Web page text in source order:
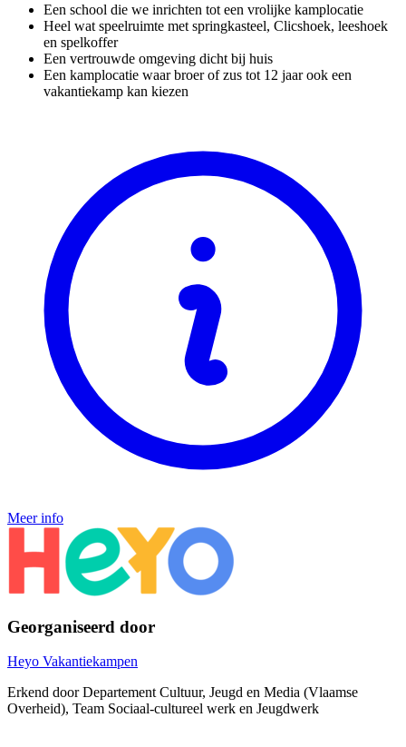
Een school die we inrichten tot een vrolijke kamplocatie
Heel wat speelruimte met springkasteel, Clicshoek, leeshoek
en spelkoffer
Een vertrouwde omgeving dicht bij huis
Een kamplocatie waar broer of zus tot 12 jaar ook een
vakantiekamp kan kiezen
Meer info
Georganiseerd door
Heyo Vakantiekampen
Erkend door Departement Cultuur, Jeugd en Media (Vlaamse
Overheid), Team Sociaal-cultureel werk en Jeugdwerk